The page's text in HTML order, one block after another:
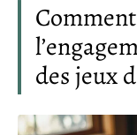
des jeux